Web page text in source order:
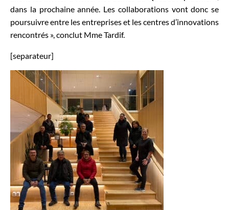
dans la prochaine année. Les collaborations vont donc se
poursuivre entre les entreprises et les centres d’innovations
rencontrés », conclut Mme Tardif.
[separateur]